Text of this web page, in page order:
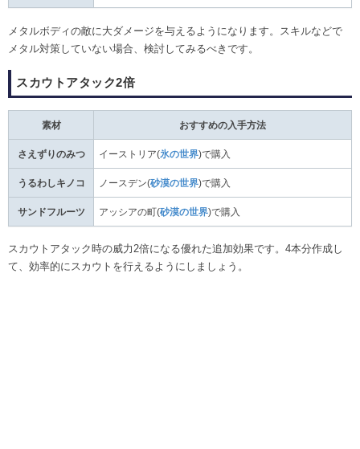
メタルボディの敵に大ダメージを与えるようになります。スキルなどで
メタル対策していない場合、検討してみるべきです。
スカウトアタック2倍
素材 おすすめの入手方法
さえずりのみつ イーストリア(氷の世界)で購入
うるわしキノコ ノースデン(砂漠の世界)で購入
サンドフルーツ アッシアの町(砂漠の世界)で購入
スカウトアタック時の威力2倍になる優れた追加効果です。4本分作成し
て、効率的にスカウトを行えるようにしましょう。